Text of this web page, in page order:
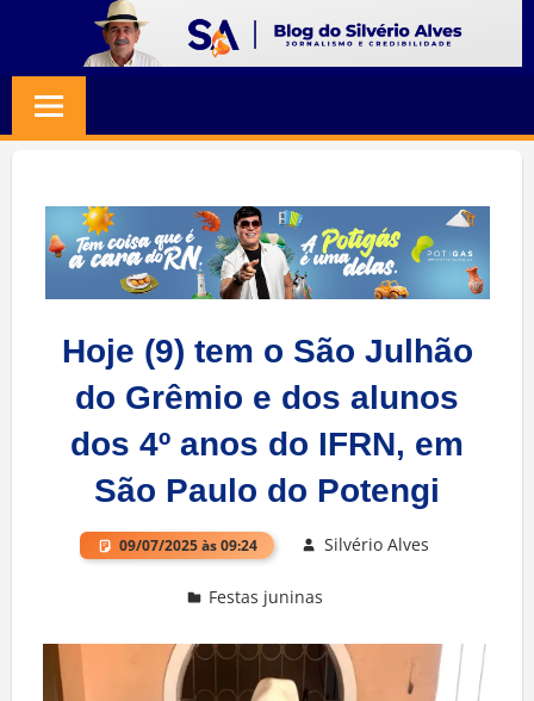
content
SILVERIO
ALVES
Jornalismo
Credibilidade
Hoje (9) tem o São Julhão
do Grêmio e dos alunos
dos 4º anos do IFRN, em
São Paulo do Potengi
09/07/2025 às 09:24 Silvério Alves
Festas juninas